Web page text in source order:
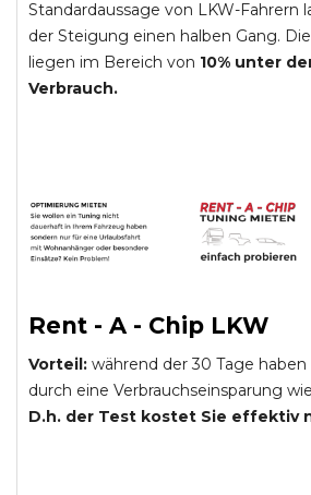
Standardaussage von LKW-Fahrern
der Steigung einen halben Gang.
liegen im Bereich von 10% unter
Verbrauch.
Rent - A - Chip LKW
Vorteil: während der 30 Tage
durch eine Verbrauchseinsparung
D.h. der Test kostet Sie effektiv